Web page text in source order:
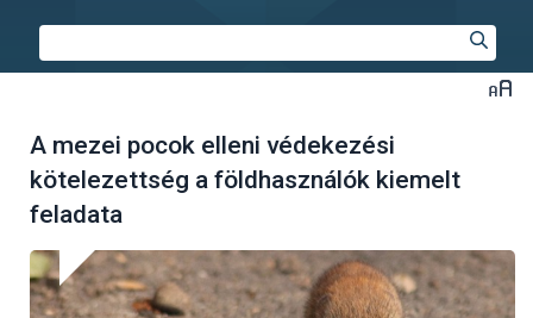
A mezei pocok elleni védekezési
kötelezettség a földhasználók kiemelt
feladata